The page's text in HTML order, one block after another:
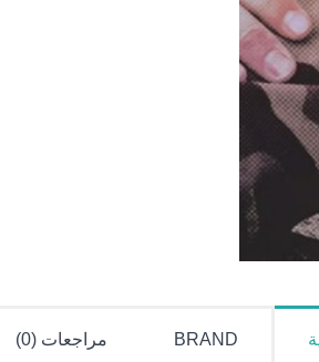
BRAND مراجعات (0)